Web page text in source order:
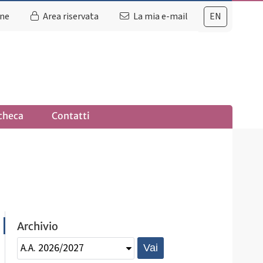
EN
Area riservata La mia e-mail
Contatti
Archivio
Vai